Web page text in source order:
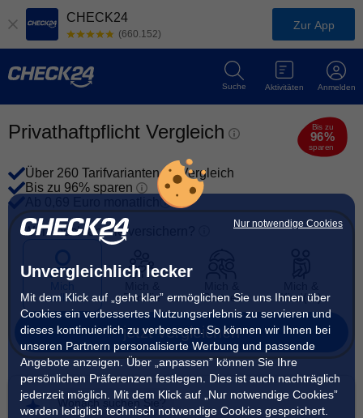
Nur notwendige Cookies
Unvergleichlich lecker
Mit dem Klick auf „geht klar” ermöglichen Sie uns Ihnen über
Cookies ein verbessertes Nutzungserlebnis zu servieren und
dieses kontinuierlich zu verbessern. So können wir Ihnen bei
unseren Partnern personalisierte Werbung und passende
Angebote anzeigen. Über „anpassen” können Sie Ihre
persönlichen Präferenzen festlegen. Dies ist auch nachträglich
jederzeit möglich. Mit dem Klick auf „Nur notwendige Cookies”
werden lediglich technisch notwendige Cookies gespeichert.
CHECK24
(660.152)
Zur App
Anmelden
Aktivitäten
Suche
Privathaftpflicht Vergleich Bis zu
96%
sparen
Über 260 Tarifvarianten im Vergleich
Bis zu 96% sparen
Wen möchten Sie versichern?
selbst
Familie
Partner
Kind(er)
jetzt vergleichen
Wonach suchen Sie?